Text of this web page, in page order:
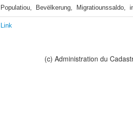
Populatiou,  Bevëlkerung,  Migratiounssaldo,
Link
(c) Administration du